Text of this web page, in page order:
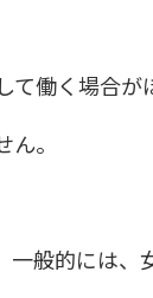
働く場合が
。
般的には、